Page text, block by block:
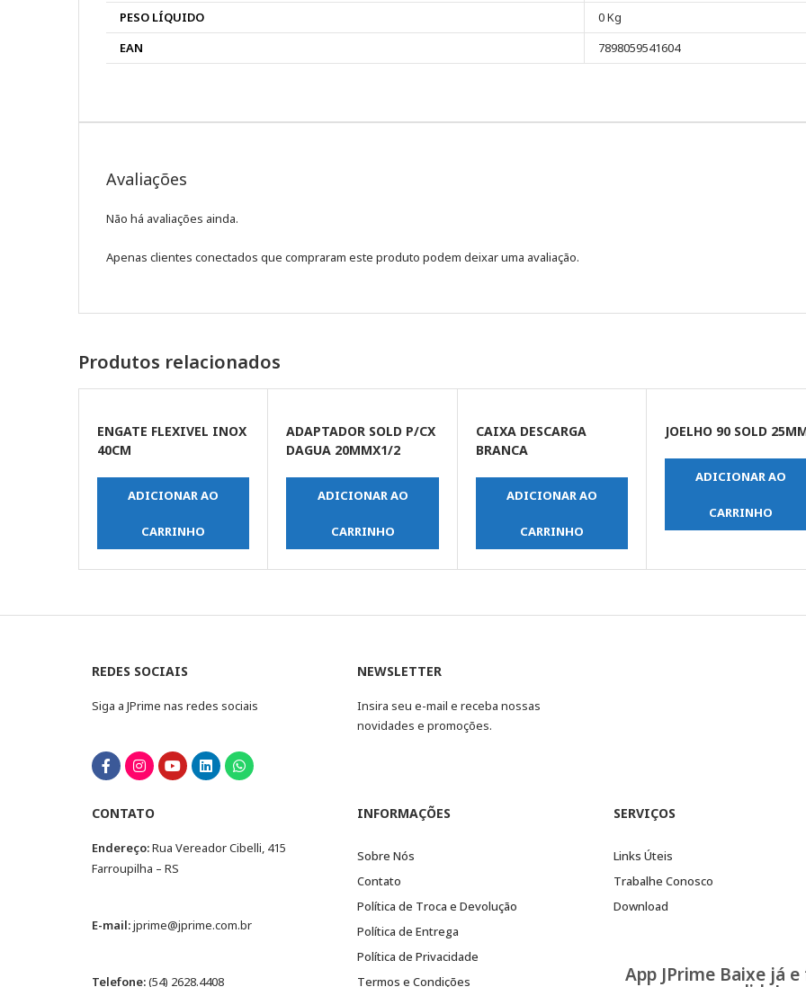
PESO LÍQUIDO
0 Kg
EAN
7898059541604
Avaliações
Não há avaliações ainda.
Apenas clientes conectados que compraram este produto podem deixar uma avaliação.
Produtos relacionados
ENGATE FLEXIVEL INOX
40CM
ADICIONAR AO
CARRINHO
ADAPTADOR SOLD P/CX
DAGUA 20MMX1/2
ADICIONAR AO
CARRINHO
CAIXA DESCARGA
BRANCA
ADICIONAR AO
CARRINHO
JOELHO 90 SOLD
ADICIONAR AO
CARRINHO
REDES SOCIAIS
Siga a JPrime nas redes sociais
NEWSLETTER
Insira seu e-mail e receba nossas
novidades e promoções.
CONTATO
Endereço:Rua Vereador Cibelli, 415
Farroupilha – RS
E-mail:jprime@jprime.com.br
Telefone:(54) 2628.4408
INFORMAÇÕES
Sobre Nós
Contato
Política de Troca e Devolução
Política de Entrega
Política de Privacidade
Termos e Condições
SERVIÇOS
Links Úteis
Trabalhe Conosco
Download
App JPrime Baixe já